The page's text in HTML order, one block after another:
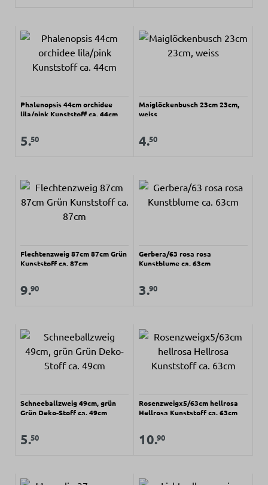
Phalenopsis 44cm orchidee
lila/pink Kunststoff ca. 44cm
Regulärer Preis:
Verkaufspreis:
5.50
Maiglöckenbusch 23cm 23cm,
weiss
Verkaufspreis:
4.50
Flechtenzweig 87cm 87cm Grün
Kunststoff ca. 87cm
Regulärer Preis:
Verkaufspreis:
9.90
Gerbera/63 rosa rosa
Kunstblume ca. 63cm
Verkaufspreis:
3.90
Schneeballzweig 49cm, grün
Grün Deko-Stoff ca. 49cm
Regulärer Preis:
Verkaufspreis:
5.50
Rosenzweigx5/63cm hellrosa
Hellrosa Kunststoff ca. 63cm
Verkaufspreis:
10.90